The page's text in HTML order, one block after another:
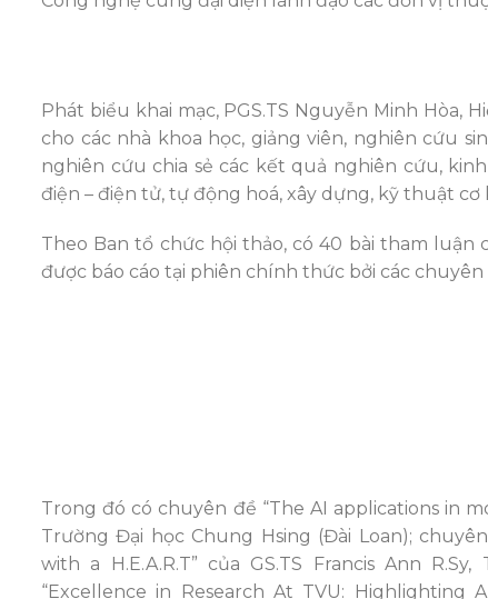
Phát biểu khai mạc, PGS.TS Nguyễn Minh Hòa,
cho các nhà khoa học, giảng viên, nghiên cứu
nghiên cứu chia sẻ các kết quả nghiên cứu,
điện – điện tử, tự động hoá, xây dựng, kỹ thuật cơ
Theo Ban tổ chức hội thảo, có 40 bài tham luận
được báo cáo tại phiên chính thức bởi các chuyên
Trong đó có chuyên đề “The AI applications in
Trường Đại học Chung Hsing (Đài Loan);
with a H.E.A.R.T” của GS.TS Francis Ann
“Excellence in Research At TVU: